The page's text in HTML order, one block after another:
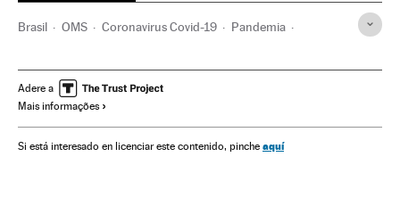
Brasil OMS Coronavirus Covid-19 Pandemia
Ministério Saúde Jair Bolsonaro
CPI Pandemia
Vacinação
Adere a
Mais informações
Si está interesado en licenciar este contenido, pinche aquí